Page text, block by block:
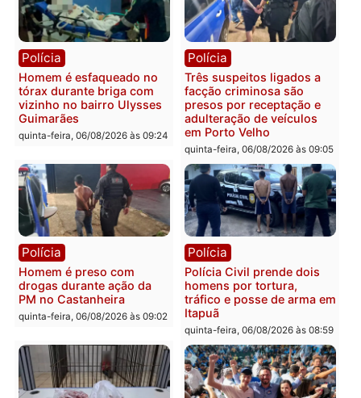
carro deixa quatro mortos
em Porto Velho
quinta-feira, 06/08/2026 às 20:51
e processamento da
que pode levar à perda
mandato da prefeita de
Pimenta Bueno
quinta-feira, 06/08/2026 às
Polícia
Policiais militares
recuperam moto furtada e
prendem trio na zona
Leste
quinta-feira, 06/08/2026 às 09:28
Polícia
Jovem é encontrado
na Rua dos Cravos e
é investigado pela
em RO
quinta-feira, 06/08/2026 às
Polícia Polícia